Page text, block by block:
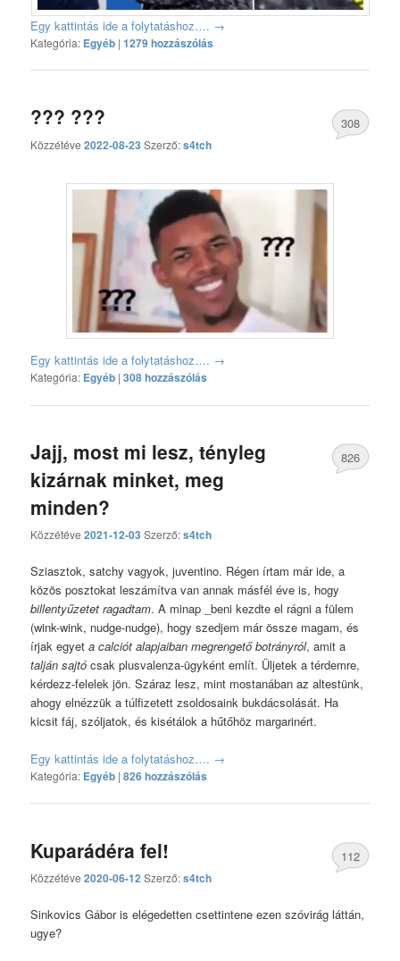
Egy kattintás ide a folytatáshoz…. →
Kategória: Egyéb |1279 hozzászólás
??? ???
Közzétéve2022-08-23 Szerző:s4tch
308
Egy kattintás ide a folytatáshoz…. →
Kategória: Egyéb |308 hozzászólás
Jajj, most mi lesz, tényleg
kizárnak minket, meg
minden?
Közzétéve2021-12-03 Szerző:s4tch
826
Sziasztok, satchy vagyok, juventino. Régen írtam már ide, a
közös posztokat leszámítva van annak másfél éve is, hogy
billentyűzetet ragadtam. A minap _beni kezdte el rágni a fülem
(wink-wink, nudge-nudge), hogy szedjem már össze magam, és
írjak egyeta calciót alapjaiban megrengető botrányról, amit a
talján sajtó csak plusvalenza-ügyként említ. Üljetek a térdemre,
kérdezz-felelek jön. Száraz lesz, mint mostanában az altestünk,
ahogy elnézzük a túlfizetett zsoldosaink bukdácsolását. Ha
kicsit fáj, szóljatok, és kisétálok a hűtőhöz margarinért.
Egy kattintás ide a folytatáshoz…. →
Kategória: Egyéb |826 hozzászólás
Kuparádéra fel!
Közzétéve2020-06-12Szerző:s4tch
112
Sinkovics Gábor is elégedetten csettintene ezen szóvirág láttán,
ugye?